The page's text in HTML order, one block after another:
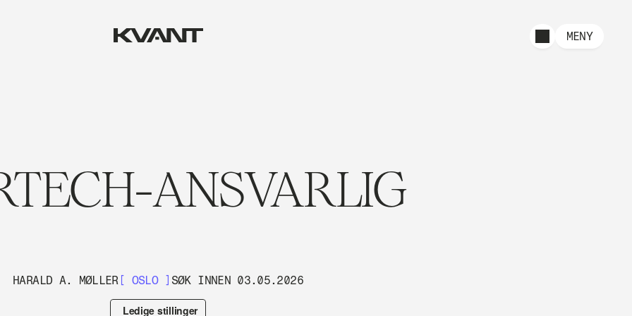
MENY
ANSVARLIG
HARALD A. MØLLER[ OSLO ] SØK INNEN 03.05.2026
Ledige stillinger